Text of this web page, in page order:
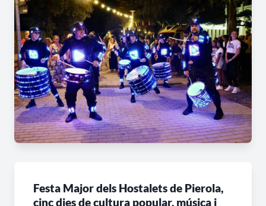
Festa Major dels Hostalets de Pierola,
cinc dies de cultura popular, música i